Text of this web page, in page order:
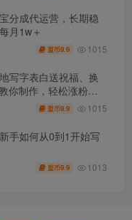
分成代运营，长期稳
月1w＋
盟币9.9 1015
写字表白送祝福、换
你制作，轻松涨粉
盟币9.9 1015
手如何从0到1开始写
盟币9.9 1013